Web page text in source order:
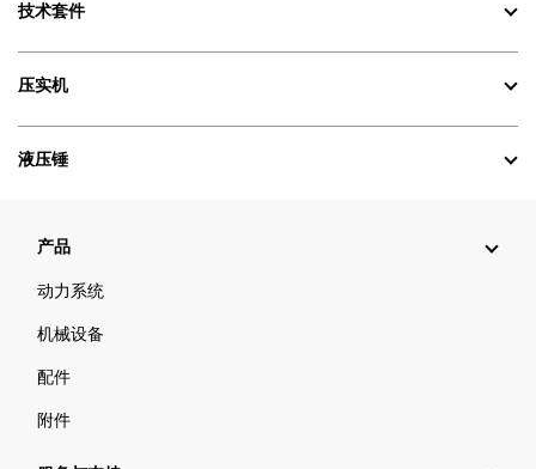
技术套件
压实机
液压锤
产品
动力系统
机械设备
配件
附件